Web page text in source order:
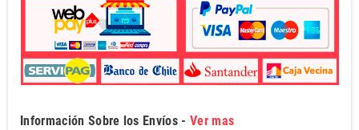
Información Sobre los Envíos -Ver mas